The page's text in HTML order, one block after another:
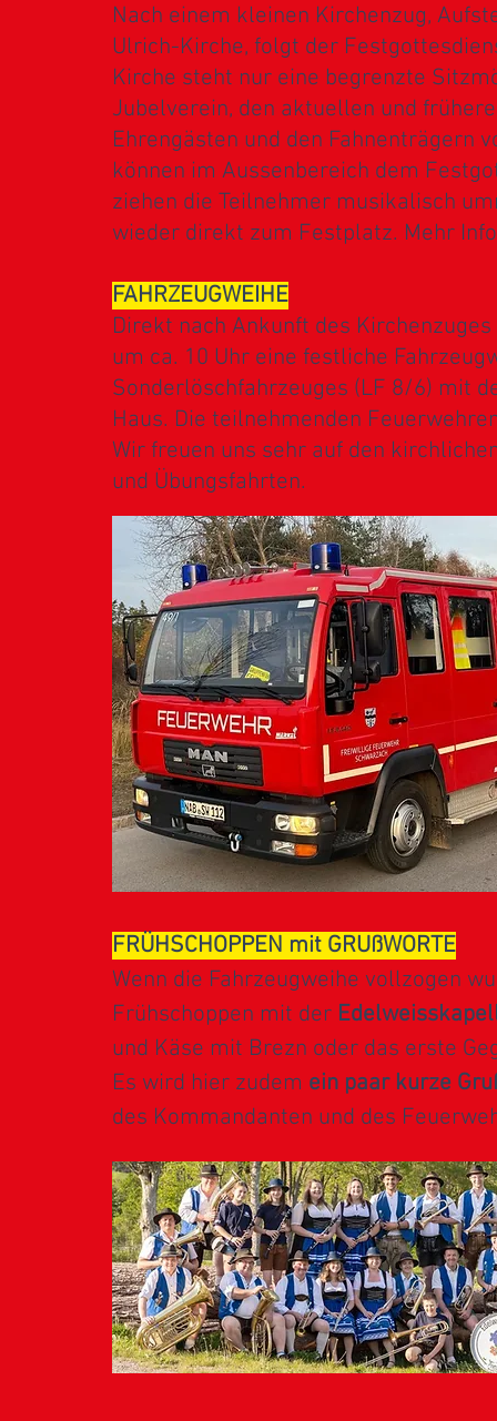
Nach einem kleinen Kirchenzug,
Ulrich-Kirche, folgt der
Kirche steht nur eine begrenzte
Jubelverein, den aktuellen und
Ehrengästen und den Fahnenträgern
können im Aussenbereich dem
ziehen die Teilnehmer musikalisch
wieder direkt zum Festplatz. Mehr
FAHRZEUGWEIHE
Direkt nach Ankunft des
um ca. 10 Uhr eine festliche
Sonderlöschfahrzeuges (LF 8/6) mit
Haus. Die teilnehmenden
Wir freuen uns sehr auf den
und Übungsfahrten.
FRÜHSCHOPPEN mit GRUßWORTE
Wenn die Fahrzeugweihe vollzogen
Frühschoppen mit der
und Käse mit Brezn oder das erste
Es wird hier zudem ein paar kurze
des Kommandanten und des